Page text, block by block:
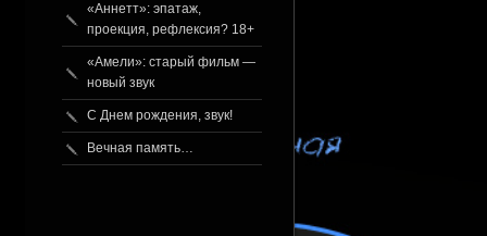
«Аннетт»: эпатаж,
проекция, рефлексия? 18+
«Амели»: старый фильм —
новый звук
С Днем рождения, звук!
Вечная память…